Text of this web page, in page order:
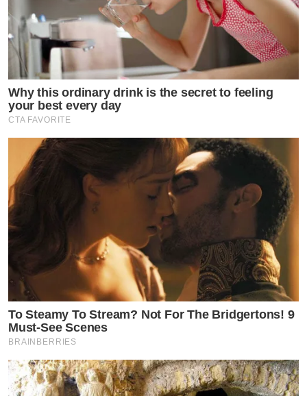
Why this ordinary drink is the secret to feeling
your best every day
CTA FAVORITE
To Steamy To Stream? Not For The Bridgertons! 9
Must-See Scenes
BRAINBERRIES